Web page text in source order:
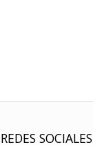
SOCIALES